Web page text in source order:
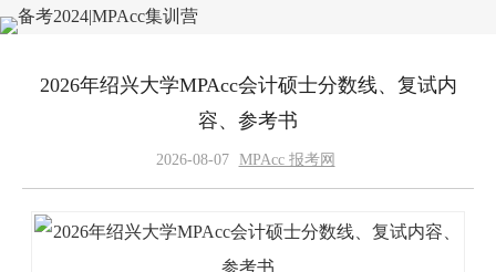
2026年绍兴大学MPAcc会计硕士分数线、复试内
容、参考书
2026-08-07 MPAcc 报考网